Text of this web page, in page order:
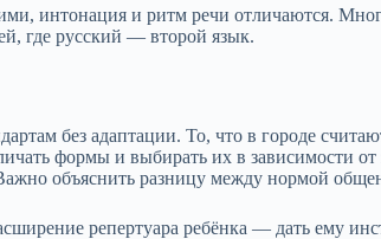
интонация и ритм речи отличаются.
где русский — второй язык.
без адаптации. То, что в городе
формы и выбирать их в зависимости от
объяснить разницу между нормой
репертуара ребёнка — дать ему